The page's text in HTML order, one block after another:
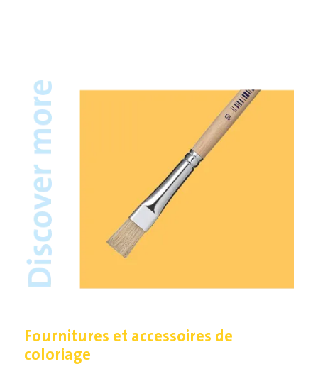
Fournitures et accessoires de
coloriage